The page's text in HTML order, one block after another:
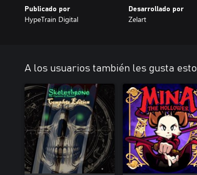
Buenas intenciones
Desafía a poderosos jefes.
Publicado por
HypeTrain Digital
Desarrollado por
Zelart
A los usuarios también les gusta esto